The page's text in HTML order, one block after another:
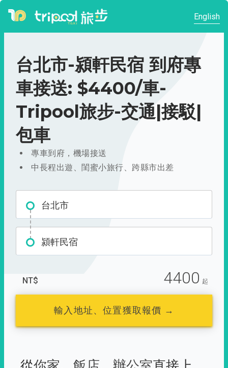
English
台北市-潁軒民宿 到府專
車接送: $4400/車-
Tripool旅步-交通|接駁|
包車
專車到府，機場接送
中長程出遊、閨蜜小旅行、跨縣市出差
台北市
潁軒民宿
NT$ 4400 起
輸入地址、位置獲取報價 →